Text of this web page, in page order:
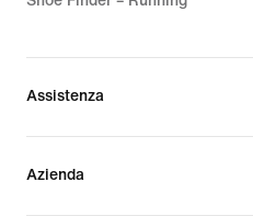
Assistenza
Azienda